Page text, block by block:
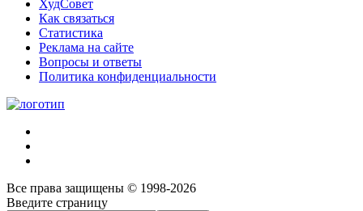
ХудСовет
Как связаться
Статистика
Реклама на сайте
Вопросы и ответы
Политика конфиденциальности
Все права защищены © 1998-2026
Введите страницу